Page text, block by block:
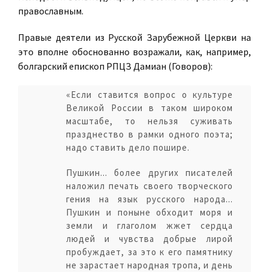
православным.
Правые деятели из Русской Зарубежной Церкви на
это вполне обоснованно возражали, как, например,
болгарский епископ РПЦЗ Дамиан (Говоров):
«Если ставится вопрос о культуре
Великой России в таком широком
масштабе, то нельзя суживать
празднество в рамки одного поэта;
надо ставить дело пошире.
Пушкин... более других писателей
наложил печать своего творческого
гения на язык русского народа...
Пушкин и поныне обходит моря и
земли и глаголом жжет сердца
людей и чувства добрые лирой
пробуждает, за это к его памятнику
не зарастает народная тропа, и день